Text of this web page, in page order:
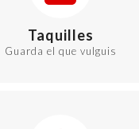
Taquilles
Guarda el que vulguis